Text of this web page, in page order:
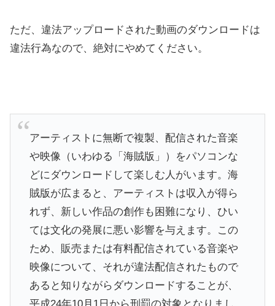
ただ、違法アップロードされた動画のダウンロードは
違法行為なので、絶対にやめてください。
アーティストに無断で複製、配信された音楽
や映像（いわゆる「海賊版」）をパソコンな
どにダウンロードして楽しむ人がいます。海
賊版が広まると、アーティストは収入が得ら
れず、新しい作品の創作も困難になり、ひい
ては文化の発展に悪い影響を与えます。この
ため、販売または有料配信されている音楽や
映像について、それが違法配信されたもので
あると知りながらダウンロードすることが、
平成24年10月1日から刑罰の対象となりまし